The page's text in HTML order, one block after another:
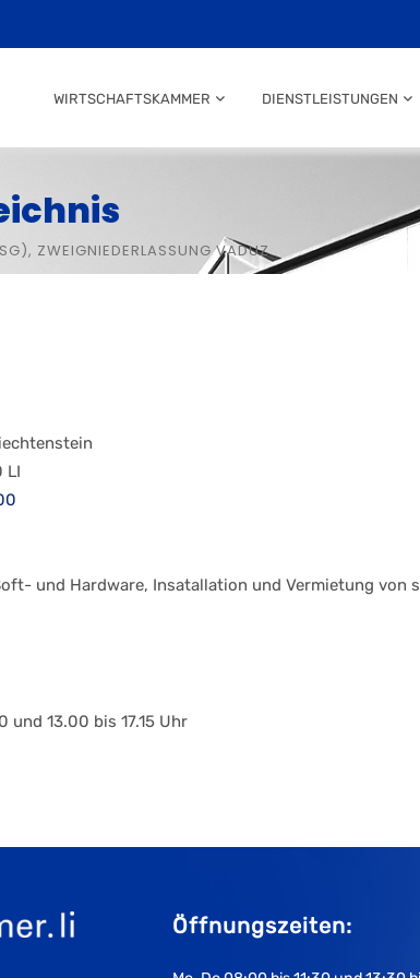
WIRTSCHAFTSKAMMER DIENSTLEISTUNGEN
ZWEIGNIEDERLASSUNG VADUZ
LI
und Hardware, Insatallation und Vermietung
13.00 bis 17.15 Uhr
Öffnungszeiten: